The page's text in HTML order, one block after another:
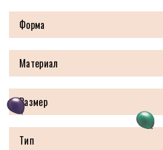
Форма
Материал
Размер
Тип